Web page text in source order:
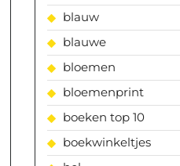
blauw
blauwe
bloemen
bloemenprint
boeken top 10
boekwinkeltjes